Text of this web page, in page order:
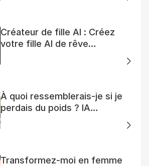
Créateur de fille AI : Créez
votre fille AI de rêve
À quoi ressemblerais-je si je
perdais du poids ? IA
Transformez-moi en femme